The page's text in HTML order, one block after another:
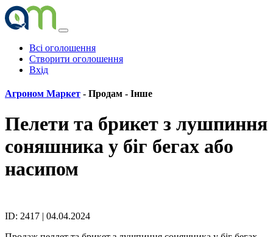
Всі оголошення
Створити оголошення
Вхід
Агроном Маркет - Продам - Інше
Пелети та брикет з лушпиння
соняшника у біг бегах або
насипом
ID: 2417 | 04.04.2024